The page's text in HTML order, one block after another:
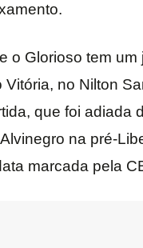
o Glorioso tem um
Vitória, no Nilton
que foi adiada
na pré-
marcada pela